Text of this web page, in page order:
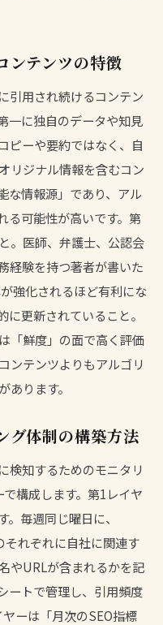
ンテンツの特徴
引用され続けるコンテン
一に独自のデータや知見
ピーや要約ではなく、自
リジナル情報を含むコン
な情報源」であり、アル
る可能性が高いです。第
。医師、弁護士、公認会
経験を持つ著者が書いた
強化されるほど有利にな
に更新されていること。
「鮮度」の面で高く評価
ンテンツよりもアルゴリ
ります。
グ体制の構築方法
検知するためのモニタリ
構成します。第1レイヤ
毎週同じ曜日に、
れぞれに自社に関連す
やURLが含まれるかを記
ートで管理し、引用頻度
ーは「月次のSEO指標